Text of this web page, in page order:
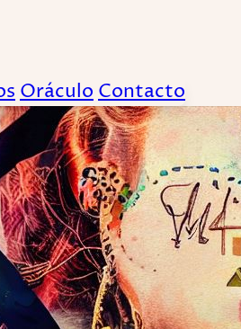
Oráculo Contacto